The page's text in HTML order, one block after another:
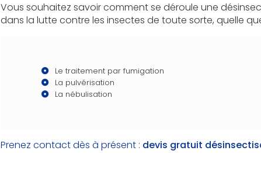
Vous souhaitez savoir comment se déroule une
dans la lutte contre les insectes de toute sorte, quelle
Le traitement par fumigation
La pulvérisation
La nébulisation
Prenez contact dès à présent : devis gratuit